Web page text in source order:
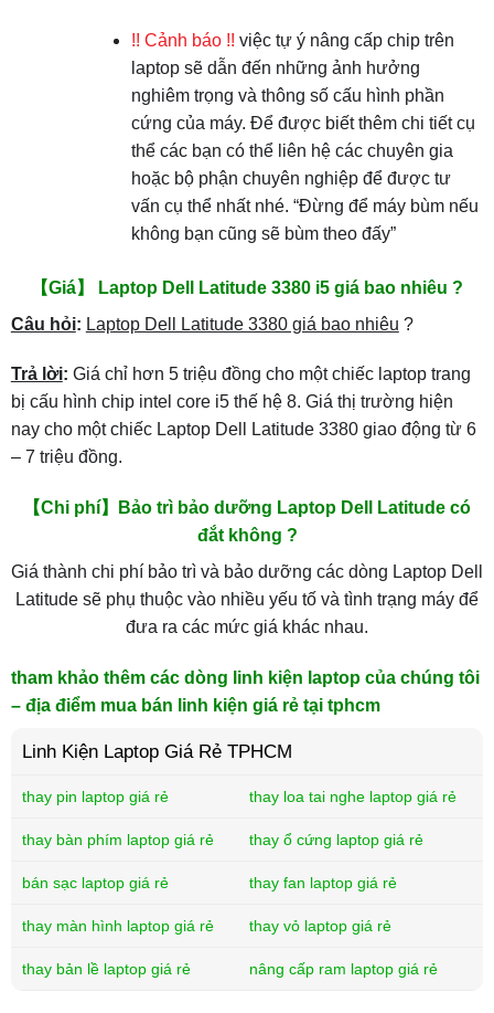
!! Cảnh báo !! việc tự ý nâng cấp chip trên
laptop sẽ dẫn đến những ảnh hưởng
nghiêm trọng và thông số cấu hình phần
cứng của máy. Để được biết thêm chi tiết cụ
thể các bạn có thể liên hệ các chuyên gia
hoặc bộ phận chuyên nghiệp để được tư
vấn cụ thể nhất nhé. “Đừng để máy bùm nếu
không bạn cũng sẽ bùm theo đấy”
【Giá】 Laptop Dell Latitude 3380 i5 giá bao nhiêu ?
Câu hỏi: Laptop Dell Latitude 3380 giá bao nhiêu ?
Trả lời: Giá chỉ hơn 5 triệu đồng cho một chiếc laptop trang
bị cấu hình chip intel core i5 thế hệ 8. Giá thị trường hiện
nay cho một chiếc Laptop Dell Latitude 3380 giao động từ 6
– 7 triệu đồng.
【Chi phí】Bảo trì bảo dưỡng Laptop Dell Latitude có
đắt không ?
Giá thành chi phí bảo trì và bảo dưỡng các dòng Laptop Dell
Latitude sẽ phụ thuộc vào nhiều yếu tố và tình trạng máy để
đưa ra các mức giá khác nhau.
tham khảo thêm các dòng linh kiện laptop của chúng tôi
– địa điểm mua bán linh kiện giá rẻ tại tphcm
Linh Kiện Laptop Giá Rẻ TPHCM
thay pin laptop giá rẻ thay loa tai nghe laptop giá rẻ
thay bàn phím laptop giá rẻ thay ổ cứng laptop giá rẻ
bán sạc laptop giá rẻ thay fan laptop giá rẻ
thay màn hình laptop giá rẻ thay vỏ laptop giá rẻ
thay bản lề laptop giá rẻ nâng cấp ram laptop giá rẻ